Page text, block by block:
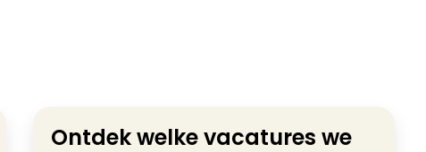
Ontdek welke vacatures we